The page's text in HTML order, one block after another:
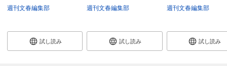
週刊文春編集部
試し読み
週刊文春編集部
試し読み
週刊文春編集部
試し読み